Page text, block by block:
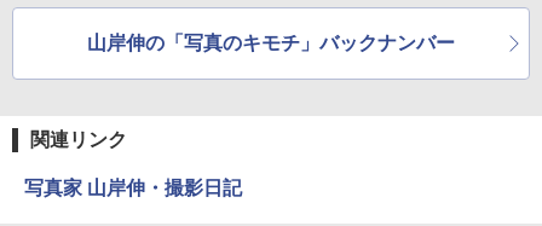
山岸伸の「写真のキモチ」バックナンバー
関連リンク
写真家 山岸伸・撮影日記